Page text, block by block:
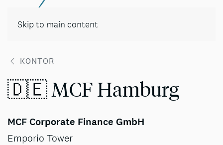
Skip to main content
KONTOR
🇩🇪 MCF Hamburg
MCF Corporate Finance GmbH
Emporio Tower